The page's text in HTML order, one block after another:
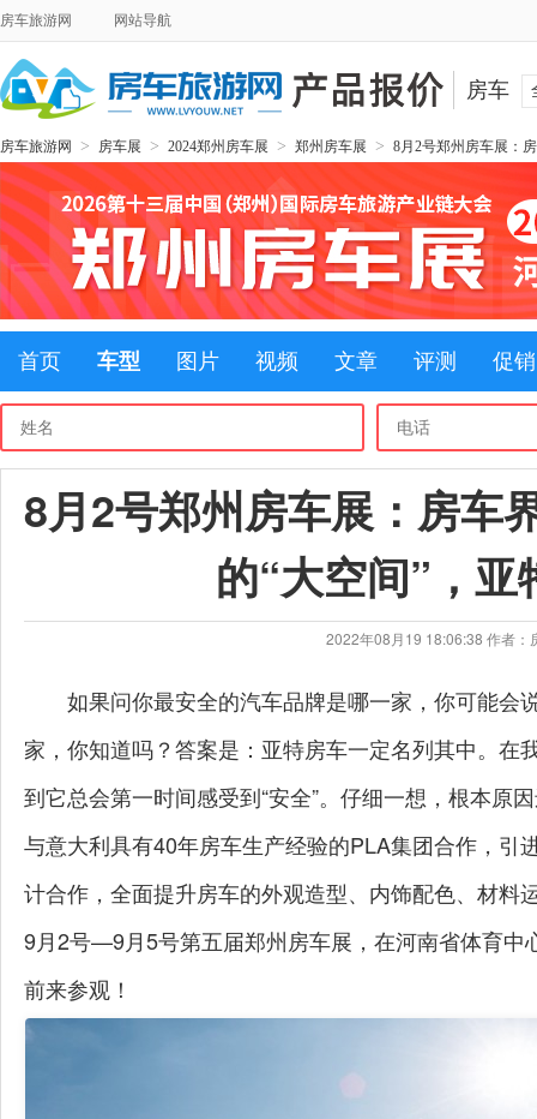
房车旅游网 网站导航
房车
房车旅游网 > 房车展 > 2024郑州房车展 > 郑州房车展 > 8月2号郑州房车展：
首页 车型 图片 视频 文章 评测 促销
8月2号郑州房车展：房车
的“大空间”，
2022年08月19 18:06:38 作者：
如果问你最安全的汽车品牌是哪一家，你可能会
家，你知道吗？答案是：亚特房车一定名列其中。在
到它总会第一时间感受到“安全”。仔细一想，根本原
与意大利具有40年房车生产经验的PLA集团合作，
计合作，全面提升房车的外观造型、内饰配色、材
9月2号—9月5号第五届郑州房车展，在河南省体育
前来参观！